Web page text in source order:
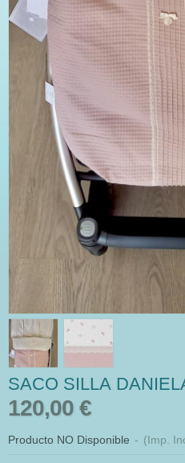
SACO SILLA
120,00 €
Producto NO Disponible - (Imp.